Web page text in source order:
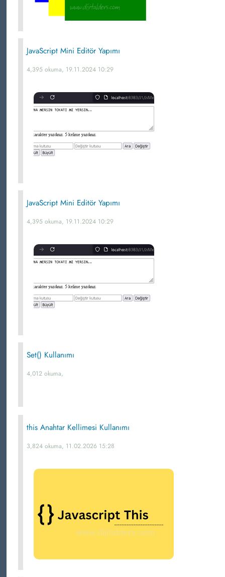
JavaScript Mini Editör Yapımı
4,395 okuma, 19.11.2024 10:29
JavaScript Mini Editör Yapımı
4,395 okuma, 19.11.2024 10:29
Set() Kullanımı
4,012 okuma,
this Anahtar Kellimesi Kullanımı
3,824 okuma, 11.02.2026 15:28